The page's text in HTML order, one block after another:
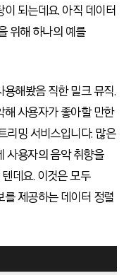
되는데요. 아직 데이터
위해 하나의 예를
해봤음 직한 밀크 뮤직.
사용자가 좋아할 만한
리밍 서비스입니다. 많은
사용자의 음악 취향을
데요. 이것은 모두
제공하는 데이터 정렬